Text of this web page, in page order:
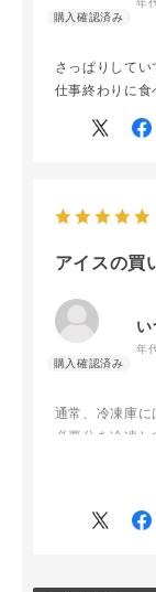
年
さっぱりしてい
仕事終わりに食
アイスの買
い
年
通常、冷凍庫に
必要分を冷凍
ね。少量(40g)